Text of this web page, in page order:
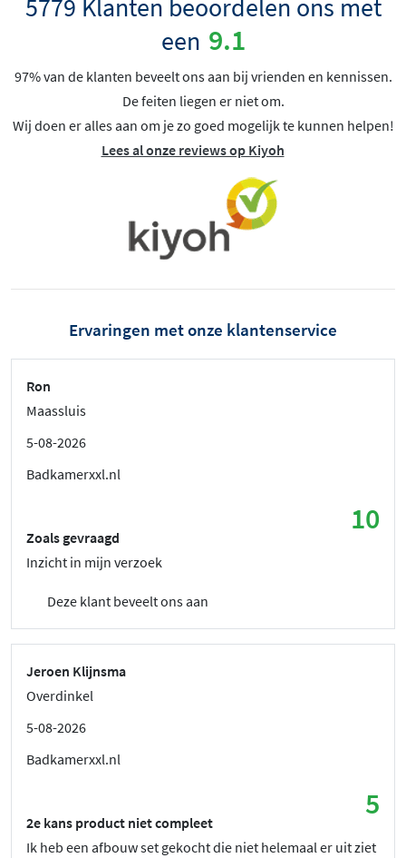
5779 Klanten beoordelen ons met
een 9.1
97% van de klanten beveelt ons aan bij vrienden en kennissen.
De feiten liegen er niet om.
Wij doen er alles aan om je zo goed mogelijk te kunnen helpen!
Lees al onze reviews op Kiyoh
Ervaringen met onze klantenservice
Ron
Maassluis
5-08-2026
Badkamerxxl.nl
10
Zoals gevraagd
Inzicht in mijn verzoek
Deze klant beveelt ons aan
Jeroen Klijnsma
Overdinkel
5-08-2026
Badkamerxxl.nl
5
2e kans product niet compleet
Ik heb een afbouw set gekocht die niet helemaal er uit ziet